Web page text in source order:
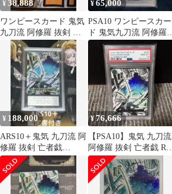
¥38,888
ワンピースカード 鬼気
九刀流 阿修羅 抜剣 亡
者戯 R パラレル
¥65,000
PSA10 ワンピースカー
ド 鬼気九刀流 阿修羅
抜剣 亡者戯 パラレル
¥ 188,000
ARS10＋鬼気 九刀流 阿
修羅 抜剣 亡者戯
PSA10
¥76,666
【PSA10】鬼気 九刀流
阿修羅 抜剣 亡者戯 R
パラレル OP12-037